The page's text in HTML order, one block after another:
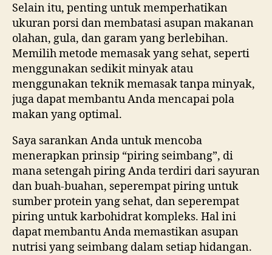
Selain itu, penting untuk memperhatikan
ukuran porsi dan membatasi asupan makanan
olahan, gula, dan garam yang berlebihan.
Memilih metode memasak yang sehat, seperti
menggunakan sedikit minyak atau
menggunakan teknik memasak tanpa minyak,
juga dapat membantu Anda mencapai pola
makan yang optimal.
Saya sarankan Anda untuk mencoba
menerapkan prinsip “piring seimbang”, di
mana setengah piring Anda terdiri dari sayuran
dan buah-buahan, seperempat piring untuk
sumber protein yang sehat, dan seperempat
piring untuk karbohidrat kompleks. Hal ini
dapat membantu Anda memastikan asupan
nutrisi yang seimbang dalam setiap hidangan.